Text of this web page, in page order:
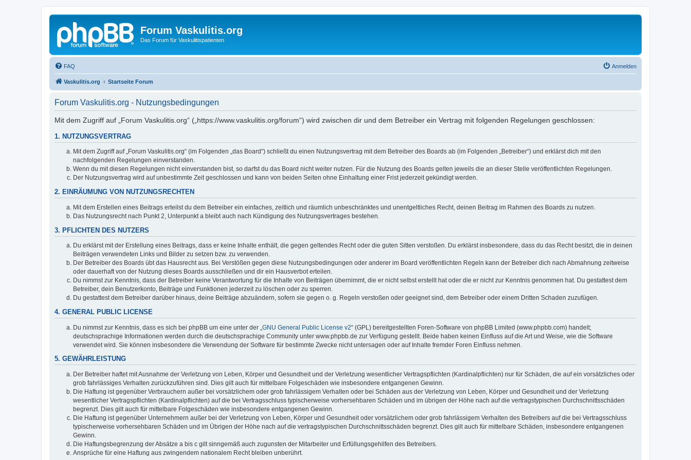
Forum Vaskulitis.org
Das Forum für Vaskulitispatienten
FAQ Anmelden
Vaskulitis.org Startseite Forum
Forum Vaskulitis.org - Nutzungsbedingungen
Mit dem Zugriff auf „Forum Vaskulitis.org“ („https://www.vaskulitis.org/forum“) wird zwischen dir und dem Betreiber ein Vertrag mit folgenden Regelungen geschlossen:
1. NUTZUNGSVERTRAG
Mit dem Zugriff auf „Forum Vaskulitis.org“ (im Folgenden „das Board“) schließt du einen Nutzungsvertrag mit dem Betreiber des Boards ab (im Folgenden „Betreiber“) und erklärst dich mit den
nachfolgenden Regelungen einverstanden.
Wenn du mit diesen Regelungen nicht einverstanden bist, so darfst du das Board nicht weiter nutzen. Für die Nutzung des Boards gelten jeweils die an dieser Stelle veröffentlichten Regelungen.
Der Nutzungsvertrag wird auf unbestimmte Zeit geschlossen und kann von beiden Seiten ohne Einhaltung einer Frist jederzeit gekündigt werden.
2. EINRÄUMUNG VON NUTZUNGSRECHTEN
Mit dem Erstellen eines Beitrags erteilst du dem Betreiber ein einfaches, zeitlich und räumlich unbeschränktes und unentgeltliches Recht, deinen Beitrag im Rahmen des Boards zu nutzen.
Das Nutzungsrecht nach Punkt 2, Unterpunkt a bleibt auch nach Kündigung des Nutzungsvertrages bestehen.
3. PFLICHTEN DES NUTZERS
Du erklärst mit der Erstellung eines Beitrags, dass er keine Inhalte enthält, die gegen geltendes Recht oder die guten Sitten verstoßen. Du erklärst insbesondere, dass du das Recht besitzt, die in deinen
Beiträgen verwendeten Links und Bilder zu setzen bzw. zu verwenden.
Der Betreiber des Boards übt das Hausrecht aus. Bei Verstößen gegen diese Nutzungsbedingungen oder anderer im Board veröffentlichten Regeln kann der Betreiber dich nach Abmahnung zeitweise
oder dauerhaft von der Nutzung dieses Boards ausschließen und dir ein Hausverbot erteilen.
Du nimmst zur Kenntnis, dass der Betreiber keine Verantwortung für die Inhalte von Beiträgen übernimmt, die er nicht selbst erstellt hat oder die er nicht zur Kenntnis genommen hat. Du gestattest dem
Betreiber, dein Benutzerkonto, Beiträge und Funktionen jederzeit zu löschen oder zu sperren.
Du gestattest dem Betreiber darüber hinaus, deine Beiträge abzuändern, sofern sie gegen o. g. Regeln verstoßen oder geeignet sind, dem Betreiber oder einem Dritten Schaden zuzufügen.
4. GENERAL PUBLIC LICENSE
Du nimmst zur Kenntnis, dass es sich bei phpBB um eine unter der „ GNU General Public License v2“ (GPL) bereitgestellten Foren-Software von phpBB Limited (www.phpbb.com) handelt;
deutschsprachige Informationen werden durch die deutschsprachige Community unter www.phpbb.de zur Verfügung gestellt. Beide haben keinen Einfluss auf die Art und Weise, wie die Software
verwendet wird. Sie können insbesondere die Verwendung der Software für bestimmte Zwecke nicht untersagen oder auf Inhalte fremder Foren Einfluss nehmen.
5. GEWÄHRLEISTUNG
Der Betreiber haftet mit Ausnahme der Verletzung von Leben, Körper und Gesundheit und der Verletzung wesentlicher Vertragspflichten (Kardinalpflichten) nur für Schäden, die auf ein vorsätzliches oder
grob fahrlässiges Verhalten zurückzuführen sind. Dies gilt auch für mittelbare Folgeschäden wie insbesondere entgangenen Gewinn.
Die Haftung ist gegenüber Verbrauchern außer bei vorsätzlichem oder grob fahrlässigem Verhalten oder bei Schäden aus der Verletzung von Leben, Körper und Gesundheit und der Verletzung
wesentlicher Vertragspflichten (Kardinalpflichten) auf die bei Vertragsschluss typischerweise vorhersehbaren Schäden und im übrigen der Höhe nach auf die vertragstypischen Durchschnittsschäden
begrenzt. Dies gilt auch für mittelbare Folgeschäden wie insbesondere entgangenen Gewinn.
Die Haftung ist gegenüber Unternehmern außer bei der Verletzung von Leben, Körper und Gesundheit oder vorsätzlichem oder grob fahrlässigem Verhalten des Betreibers auf die bei Vertragsschluss
typischerweise vorhersehbaren Schäden und im Übrigen der Höhe nach auf die vertragstypischen Durchschnittsschäden begrenzt. Dies gilt auch für mittelbare Schäden, insbesondere entgangenen
Gewinn.
Die Haftungsbegrenzung der Absätze a bis c gilt sinngemäß auch zugunsten der Mitarbeiter und Erfüllungsgehilfen des Betreibers.
Ansprüche für eine Haftung aus zwingendem nationalem Recht bleiben unberührt.